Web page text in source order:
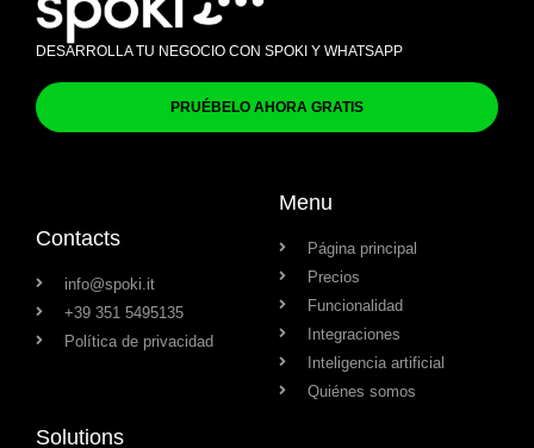
DESARROLLA TU NEGOCIO CON SPOKI Y WHATSAPP
PRUÉBELO AHORA GRATIS
Contacts
info@spoki.it
+39 351 5495135
Política de privacidad
Menu
Página principal
Precios
Funcionalidad
Integraciones
Inteligencia artificial
Quiénes somos
Solutions